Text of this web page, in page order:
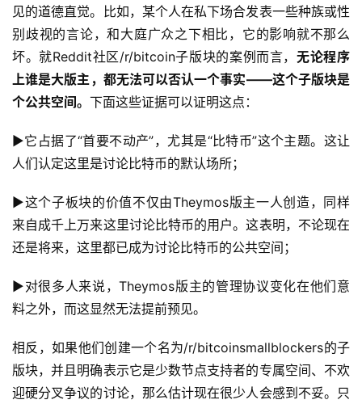
见的道德直觉。比如，某个人在私下场合发表一些种族或性
别歧视的言论，和大庭广众之下相比，它的影响就不那么
坏。就Reddit社区/r/bitcoin子版块的案例而言，无论程序
上谁是大版主，都无法可以否认一个事实——这个子版块是
个公共空间。 下面这些证据可以证明这点：
▶它占据了“首要不动产”，尤其是“比特币”这个主题。这让
人们认定这里是讨论比特币的默认场所；
▶这个子板块的价值不仅由Theymos版主一人创造，同样
来自成千上万来这里讨论比特币的用户。这表明，不论现在
还是将来，这里都已成为讨论比特币的公共空间；
▶对很多人来说，Theymos版主的管理协议变化在他们意
料之外，而这显然无法提前预见。
相反，如果他们创建一个名为/r/bitcoinsmallblockers的子
版块，并且明确表示它是少数节点支持者的专属空间、不欢
迎硬分叉争议的讨论，那么估计现在很少人会感到不妥。只